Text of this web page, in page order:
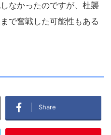
なかったのですが、杜襲
で奮戦した可能性もある
Share